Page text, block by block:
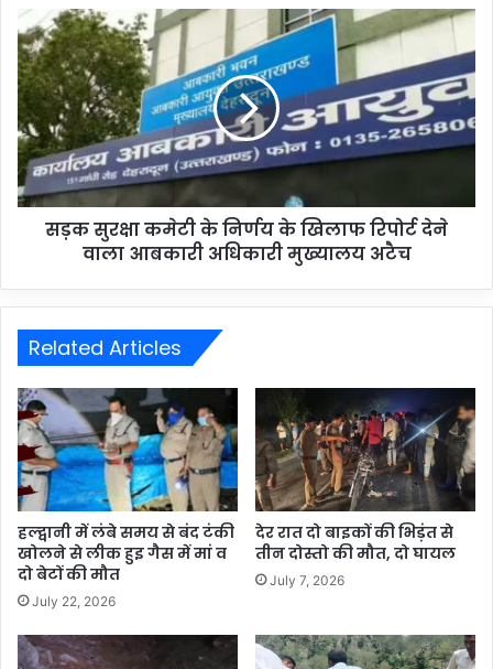
सड़क सुरक्षा कमेटी के निर्णय के खिलाफ रिपोर्ट देने
वाला आबकारी अधिकारी मुख्यालय अटैच
Related Articles
हल्द्वानी में लंबे समय से बंद टंकी
खोलने से लीक हुइ गैस में मां व
दो बेटों की मौत
July 22, 2026
देर रात दो बाइकों की भिड़ंत से
तीन दोस्तो की मौत, दो घायल
July 7, 2026